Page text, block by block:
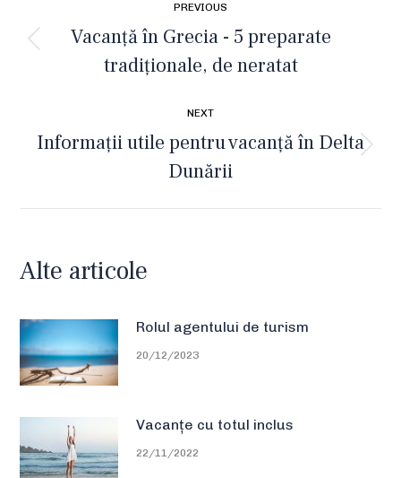
navigation
PREVIOUS
Previous
post:
Vacanță în Grecia - 5 preparate
tradiționale, de neratat
NEXT
post:
Informații utile pentru vacanță în Delta
Dunării
Alte articole
Rolul agentului de turism
20/12/2023
Vacanțe cu totul inclus
22/11/2022